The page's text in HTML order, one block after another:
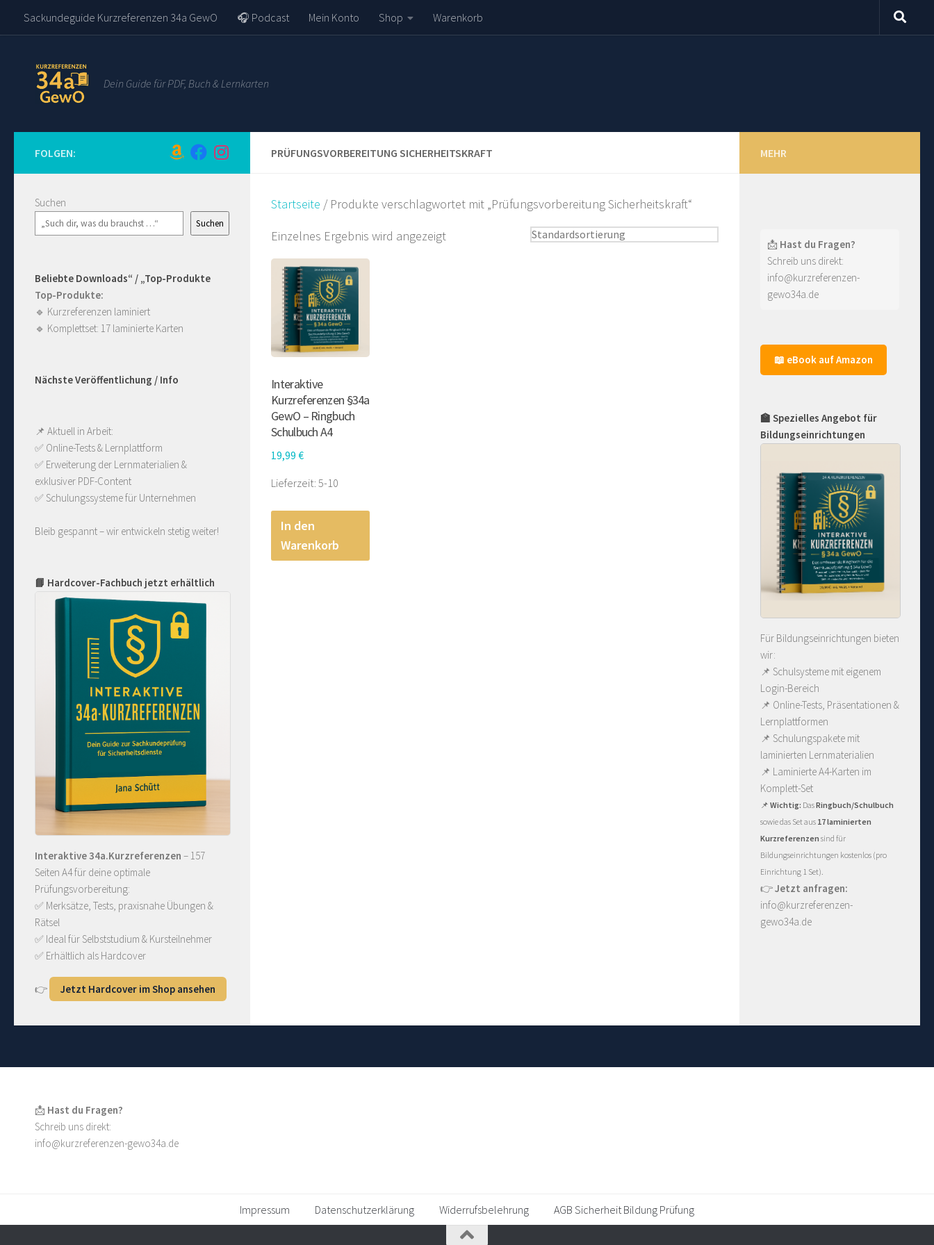
Zum Inhalt springen
Sackundeguide Kurzreferenzen 34a GewO 🎧 Podcast Mein Konto Shop Warenkorb
Dein Guide für PDF, Buch & Lernkarten
PRÜFUNGSVORBEREITUNG SICHERHEITSKRAFT
Startseite / Produkte verschlagwortet mit „Prüfungsvorbereitung Sicherheitskraft“
Einzelnes Ergebnis wird angezeigt
Interaktive
Kurzreferenzen §34a
GewO – Ringbuch
Schulbuch A4
19,99 €
Lieferzeit: 5-10
In den
Warenkorb
FOLGEN:
Suchen
Suchen
Beliebte Downloads“ / „Top-Produkte
Top-Produkte:
🔹 Kurzreferenzen laminiert
🔹 Komplettset: 17 laminierte Karten
Nächste Veröffentlichung / Info
📌 Aktuell in Arbeit:
✅ Online-Tests & Lernplattform
✅ Erweiterung der Lernmaterialien &
exklusiver PDF-Content
✅ Schulungssysteme für Unternehmen
Bleib gespannt – wir entwickeln stetig weiter!
📘 Hardcover-Fachbuch jetzt erhältlich
Interaktive 34a.Kurzreferenzen – 157
Seiten A4 für deine optimale
Prüfungsvorbereitung:
✅ Merksätze, Tests, praxisnahe Übungen &
Rätsel
✅ Ideal für Selbststudium & Kursteilnehmer
✅ Erhältlich als Hardcover
👉 Jetzt Hardcover im Shop ansehen
MEHR
📩 Hast du Fragen?
Schreib uns direkt:
info@kurzreferenzen-
gewo34a.de
📖 eBook auf Amazon
🏫 Spezielles Angebot für
Bildungseinrichtungen
Für Bildungseinrichtungen bieten
wir:
📌 Schulsysteme mit eigenem
Login-Bereich
📌 Online-Tests, Präsentationen &
Lernplattformen
📌 Schulungspakete mit
laminierten Lernmaterialien
📌 Laminierte A4-Karten im
Komplett-Set
📌 Wichtig: DasRingbuch/Schulbuch
sowie das Set aus 17 laminierten
Kurzreferenzen sind für
Bildungseinrichtungen kostenlos (pro
Einrichtung 1 Set).
👉Jetzt anfragen:
info@kurzreferenzen-
gewo34a.de
📩 Hast du Fragen?
Schreib uns direkt:
info@kurzreferenzen-gewo34a.de
Impressum Datenschutzerklärung Widerrufsbelehrung AGB Sicherheit Bildung Prüfung